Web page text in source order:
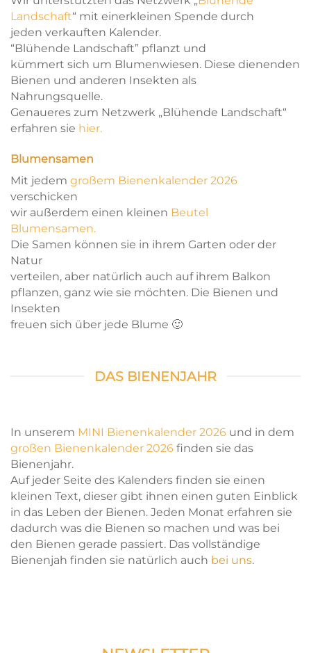
Landschaft“ mit einerkleinen Spende durch
jeden verkauften Kalender.
“Blühende Landschaft” pflanzt und
kümmert sich um Blumenwiesen. Diese dienenden
Bienen und anderen Insekten als
Nahrungsquelle.
Genaueres zum Netzwerk „Blühende Landschaft“
erfahren sie hier.
Blumensamen
Mit jedem großem Bienenkalender 2026
verschicken
wir außerdem einen kleinen Beutel
Blumensamen.
Die Samen können sie in ihrem Garten oder der
Natur
verteilen, aber natürlich auch auf ihrem Balkon
pflanzen, ganz wie sie möchten. Die Bienen und
Insekten
freuen sich über jede Blume 🙂
DAS BIENENJAHR
In unserem MINI Bienenkalender 2026 und in dem
großen Bienenkalender 2026 finden sie das
Bienenjahr.
Auf jeder Seite des Kalenders finden sie einen
kleinen Text, dieser gibt ihnen einen guten Einblick
in das Leben der Bienen. Jeden Monat erfahren sie
dadurch was die Bienen so machen und was bei
den Bienen gerade passiert. Das vollständige
Bienenjah finden sie natürlich auch bei uns.